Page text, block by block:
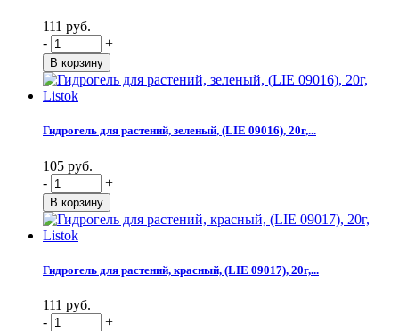
111 руб.
-
+
Гидрогель для растений, зеленый, (LIE 09016), 20г,...
105 руб.
-
+
Гидрогель для растений, красный, (LIE 09017), 20г,...
111 руб.
-
+